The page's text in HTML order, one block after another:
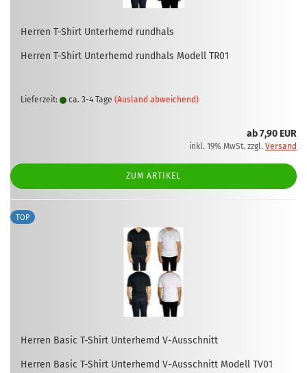
Her­ren T-​Shirt Un­ter­hemd rund­hals
Her­ren T-​Shirt Un­ter­hemd rund­hals Mo­dell TR01
Lieferzeit: ca. 3-4 Tage (Ausland abweichend)
ab 7,90 EUR
inkl. 19% MwSt. zzgl. Versand
ZUM ARTIKEL
TOP
Her­ren Basic T-​Shirt Un­ter­hemd V-​Aus­schnitt
Her­ren Basic T-​Shirt Un­ter­hemd V-​Ausschnitt Mo­dell TV01